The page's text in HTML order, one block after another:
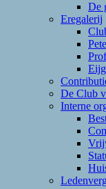
De
Eregalerij
De Club
Interne